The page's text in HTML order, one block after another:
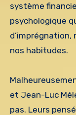
système
psychologique
d’imprégnation,
nos habitudes.
et Jean-Luc
pas. Leurs